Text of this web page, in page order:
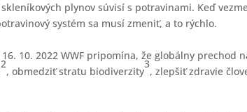
plynov súvisí s potravinami. Keď
systém sa musí zmeniť, a to rýchlo.
10. 2022 WWF pripomína, že globálny prechod
2
, obmedziť stratu biodiverzity
3
, zlepšiť zdravie